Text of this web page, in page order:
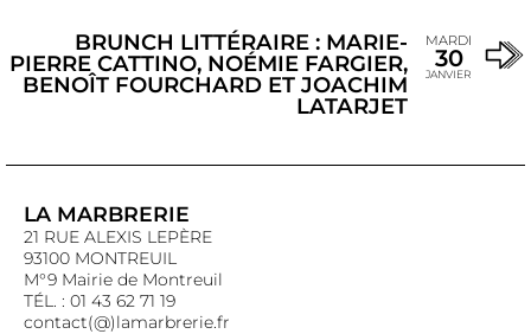
BRUNCH LITTÉRAIRE : MARIE-
PIERRE CATTINO, NOÉMIE FARGIER,
BENOÎT FOURCHARD ET JOACHIM
LATARJET
MARDI
30
JANVIER
LA MARBRERIE
21 RUE ALEXIS LEPÈRE
93100 MONTREUIL
M°9 Mairie de Montreuil
TÉL. : 01 43 62 71 19
contact(@)lamarbrerie.fr